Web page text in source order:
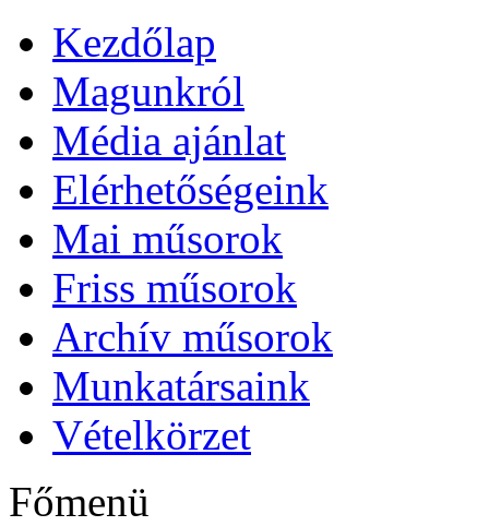
Kezdőlap
Magunkról
Média ajánlat
Elérhetőségeink
Mai műsorok
Friss műsorok
Archív műsorok
Munkatársaink
Vételkörzet
Főmenü